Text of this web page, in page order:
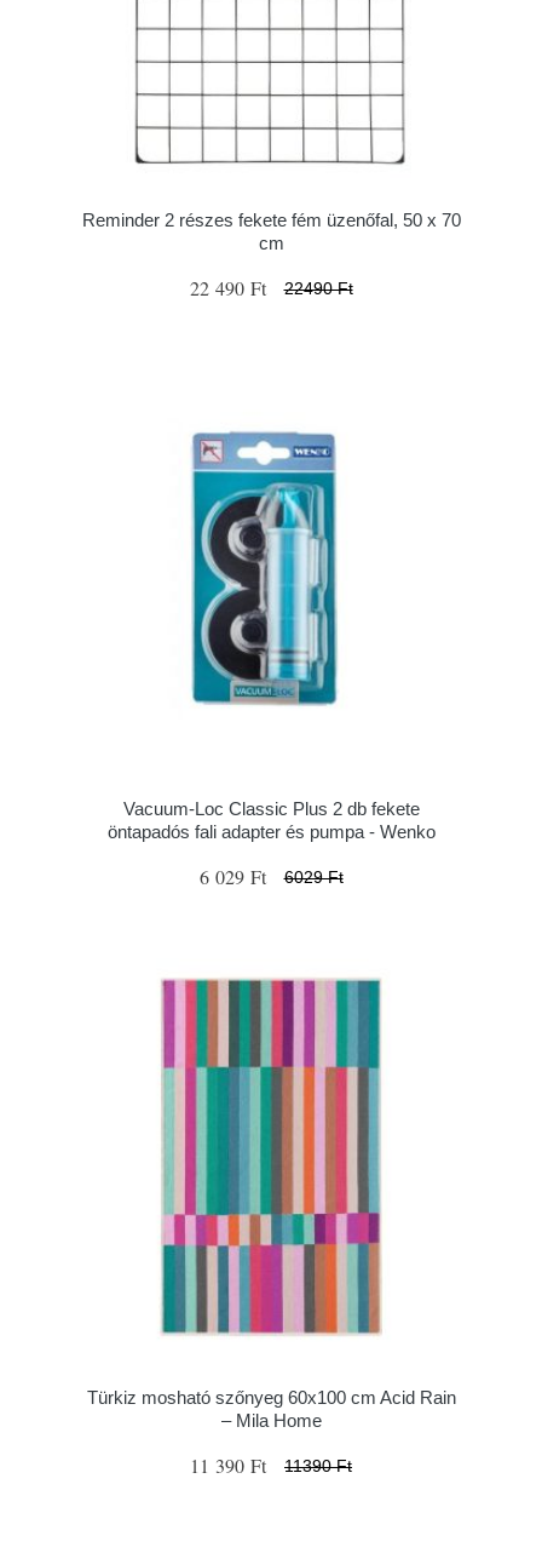
Reminder 2 részes fekete fém üzenőfal, 50 x 70
cm
22 490 Ft 22490 Ft
Vacuum-Loc Classic Plus 2 db fekete
öntapadós fali adapter és pumpa - Wenko
6 029 Ft 6029 Ft
Türkiz mosható szőnyeg 60x100 cm Acid Rain
– Mila Home
11 390 Ft 11390 Ft